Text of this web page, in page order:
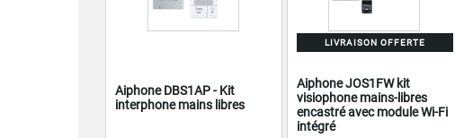
Aiphone DBS1AP - Kit
interphone mains libres
LIVRAISON OFFERTE
Aiphone JOS1FW kit
visiophone mains-libres
encastré avec module Wi-Fi
intégré